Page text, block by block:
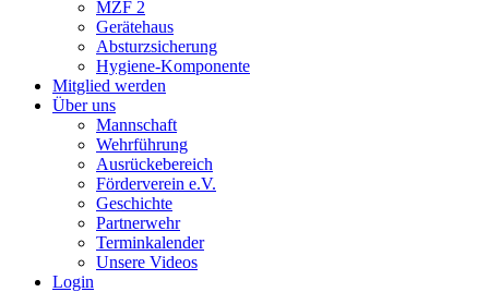
MZF 2
Gerätehaus
Absturzsicherung
Hygiene-Komponente
Mitglied werden
Über uns
Mannschaft
Wehrführung
Ausrückebereich
Förderverein e.V.
Geschichte
Partnerwehr
Terminkalender
Unsere Videos
Login